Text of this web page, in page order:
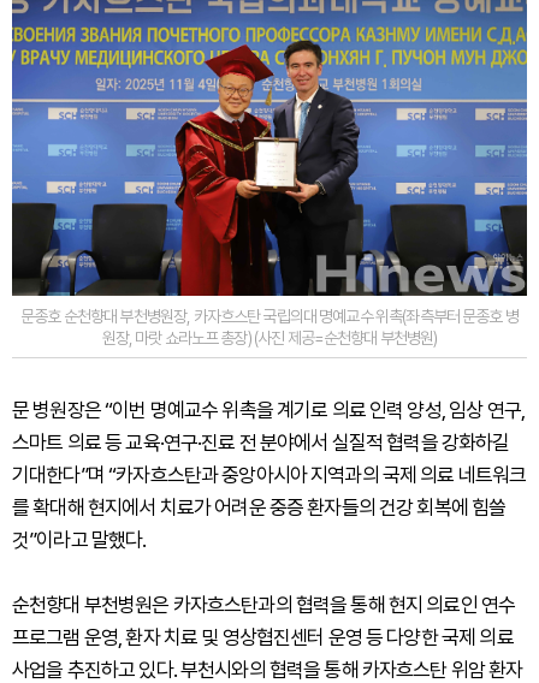
문종호 순천향대 부천병원장, 카자흐스탄 국립의대 명예교수 위촉(좌측부터 문종호 병
원장, 마랏 쇼라노프 총장) (사진 제공=순천향대 부천병원)
문 병원장은 “이번 명예교수 위촉을 계기로 의료 인력 양성, 임상 연구,
스마트 의료 등 교육·연구·진료 전 분야에서 실질적 협력을 강화하길
기대한다”며 “카자흐스탄과 중앙아시아 지역과의 국제 의료 네트워크
를 확대해 현지에서 치료가 어려운 중증 환자들의 건강 회복에 힘쓸
것”이라고 말했다.
순천향대 부천병원은 카자흐스탄과의 협력을 통해 현지 의료인 연수
프로그램 운영, 환자 치료 및 영상협진센터 운영 등 다양한 국제 의료
사업을 추진하고 있다. 부천시와의 협력을 통해 카자흐스탄 위암 환자